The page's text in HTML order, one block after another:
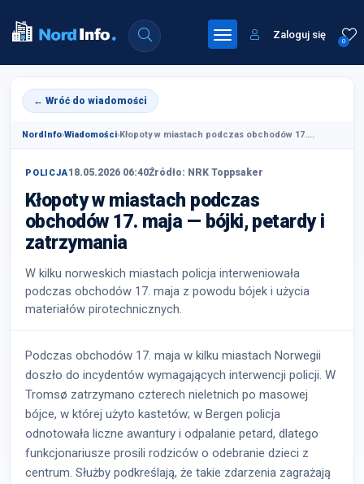
0
Zaloguj się
← Wróć do wiadomości
NordInfo›Wiadomości›Kłopoty w miastach podczas obchodów 17....
POLICJA18.05.2026 06:40Źródło: NRK Toppsaker
Kłopoty w miastach podczas
obchodów 17. maja — bójki, petardy i
zatrzymania
W kilku norweskich miastach policja interweniowała
podczas obchodów 17. maja z powodu bójek i użycia
materiałów pirotechnicznych.
Podczas obchodów 17. maja w kilku miastach Norwegii
doszło do incydentów wymagających interwencji policji. W
Tromsø zatrzymano czterech nieletnich po masowej
bójce, w której użyto kastetów; w Bergen policja
odnotowała liczne awantury i odpalanie petard, dlatego
funkcjonariusze prosili rodziców o odebranie dzieci z
centrum. Służby podkreślają, że takie zdarzenia zagrażają